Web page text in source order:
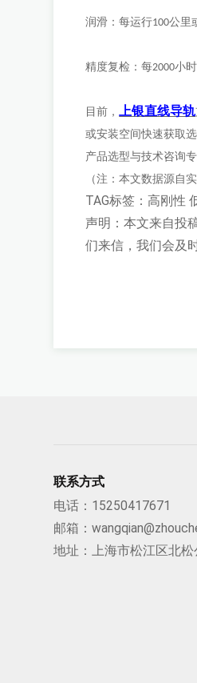
润滑：每运行100公里
精度复检：每2000小
目前， 上银直线导轨
或安装空间快速获取
产品选型与技术咨询专
（注：本文数据源自
TAG标签：高刚性
声明：本文来自投
们来信，我们会及
联系方式
电话： 15250417671
邮箱：
地址：上海市松江区北